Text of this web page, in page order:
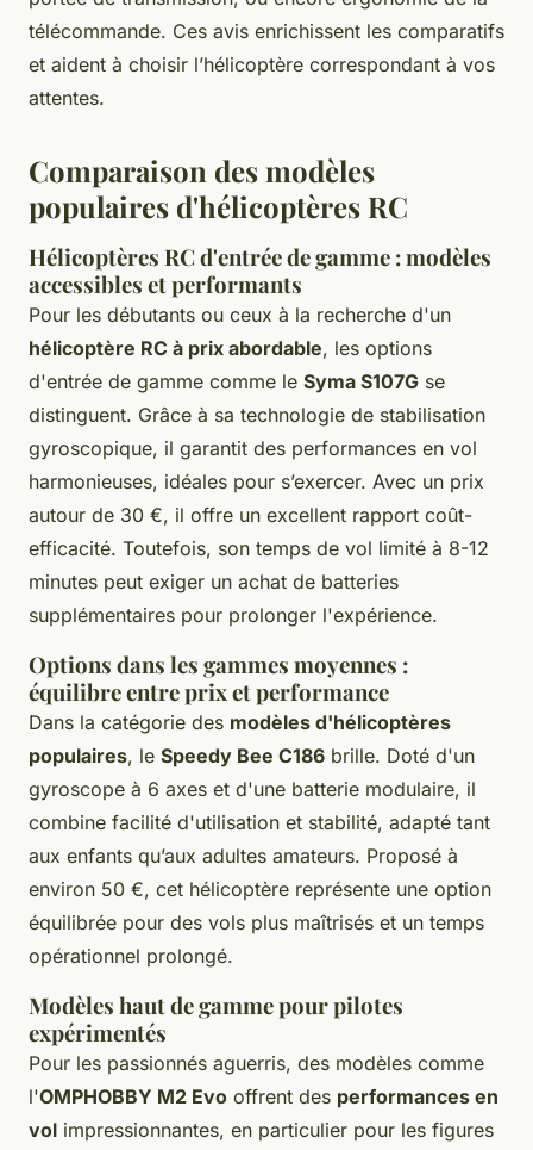
télécommande. Ces avis enrichissent les comparatifs
et aident à choisir l’hélicoptère correspondant à vos
attentes.
Comparaison des modèles
populaires d'hélicoptères RC
Hélicoptères RC d'entrée de gamme : modèles
accessibles et performants
Pour les débutants ou ceux à la recherche d'un
hélicoptère RC à prix abordable, les options
d'entrée de gamme comme le Syma S107G se
distinguent. Grâce à sa technologie de stabilisation
gyroscopique, il garantit des performances en vol
harmonieuses, idéales pour s’exercer. Avec un prix
autour de 30 €, il offre un excellent rapport coût-
efficacité. Toutefois, son temps de vol limité à 8-12
minutes peut exiger un achat de batteries
supplémentaires pour prolonger l'expérience.
Options dans les gammes moyennes :
équilibre entre prix et performance
Dans la catégorie des modèles d'hélicoptères
populaires, le Speedy Bee C186 brille. Doté d'un
gyroscope à 6 axes et d'une batterie modulaire, il
combine facilité d'utilisation et stabilité, adapté tant
aux enfants qu’aux adultes amateurs. Proposé à
environ 50 €, cet hélicoptère représente une option
équilibrée pour des vols plus maîtrisés et un temps
opérationnel prolongé.
Modèles haut de gamme pour pilotes
expérimentés
Pour les passionnés aguerris, des modèles comme
l'OMPHOBBY M2 Evo offrent des performances en
vol impressionnantes, en particulier pour les figures